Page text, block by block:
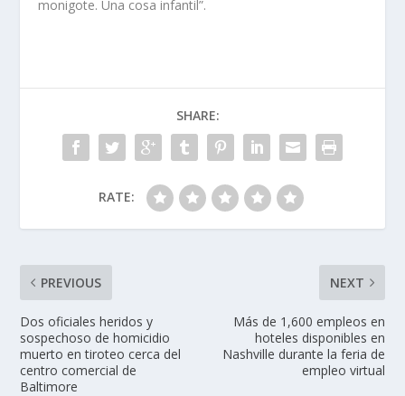
monigote. Una cosa infantil”.
SHARE:
RATE:
PREVIOUS
Dos oficiales heridos y
sospechoso de homicidio
muerto en tiroteo cerca del
centro comercial de
Baltimore
NEXT
Más de 1,600 empleos en
hoteles disponibles en
Nashville durante la feria de
empleo virtual